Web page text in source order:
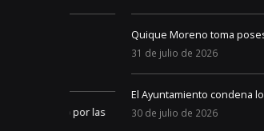
Quique Moreno toma posesión
31 de julio de 2026
El Ayuntamiento condena los actos
30 de julio de 2026